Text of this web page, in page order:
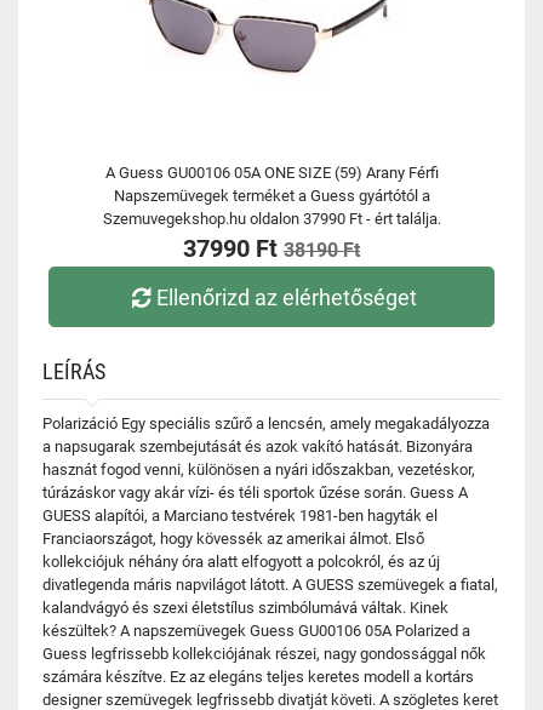
A Guess GU00106 05A ONE SIZE (59) Arany Férfi
Napszemüvegek terméket a Guess gyártótól a
Szemuvegekshop.hu oldalon 37990 Ft - ért találja.
37990 Ft 38190 Ft
Ellenőrizd az elérhetőséget
LEÍRÁS
Polarizáció Egy speciális szűrő a lencsén, amely megakadályozza
a napsugarak szembejutását és azok vakító hatását. Bizonyára
hasznát fogod venni, különösen a nyári időszakban, vezetéskor,
túrázáskor vagy akár vízi- és téli sportok űzése során. Guess A
GUESS alapítói, a Marciano testvérek 1981-ben hagyták el
Franciaországot, hogy kövessék az amerikai álmot. Első
kollekciójuk néhány óra alatt elfogyott a polcokról, és az új
divatlegenda máris napvilágot látott. A GUESS szemüvegek a fiatal,
kalandvágyó és szexi életstílus szimbólumává váltak. Kinek
készültek? A napszemüvegek Guess GU00106 05A Polarized a
Guess legfrissebb kollekciójának részei, nagy gondossággal nők
számára készítve. Ez az elegáns teljes keretes modell a kortárs
designer szemüvegek legfrissebb divatját követi. A szögletes keret